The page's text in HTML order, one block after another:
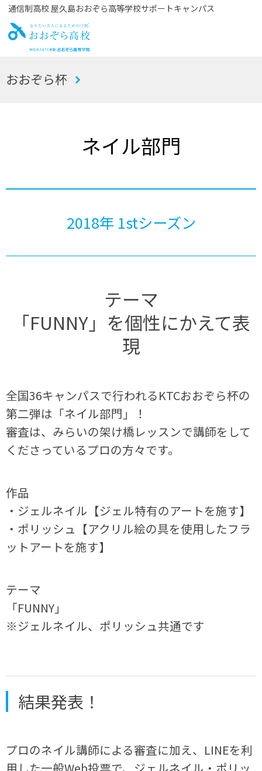
通信制高校 屋久島おおぞら高等学校サポートキャンパス
お
おおぞら杯
ネイル部門
2018年 1stシーズン
テーマ
「FUNNY」を個性にかえて表
現
全国36キャンパスで行われるKTCおおぞら杯の
第二弾は「ネイル部門」！
審査は、みらいの架け橋レッスンで講師をして
くださっているプロの方々です。
作品
・ジェルネイル【ジェル特有のアートを施す】
・ポリッシュ【アクリル絵の具を使用したフラ
ットアートを施す】
テーマ
「FUNNY」
※ジェルネイル、ポリッシュ共通です
結果発表！
プロのネイル講師による審査に加え、LINEを利